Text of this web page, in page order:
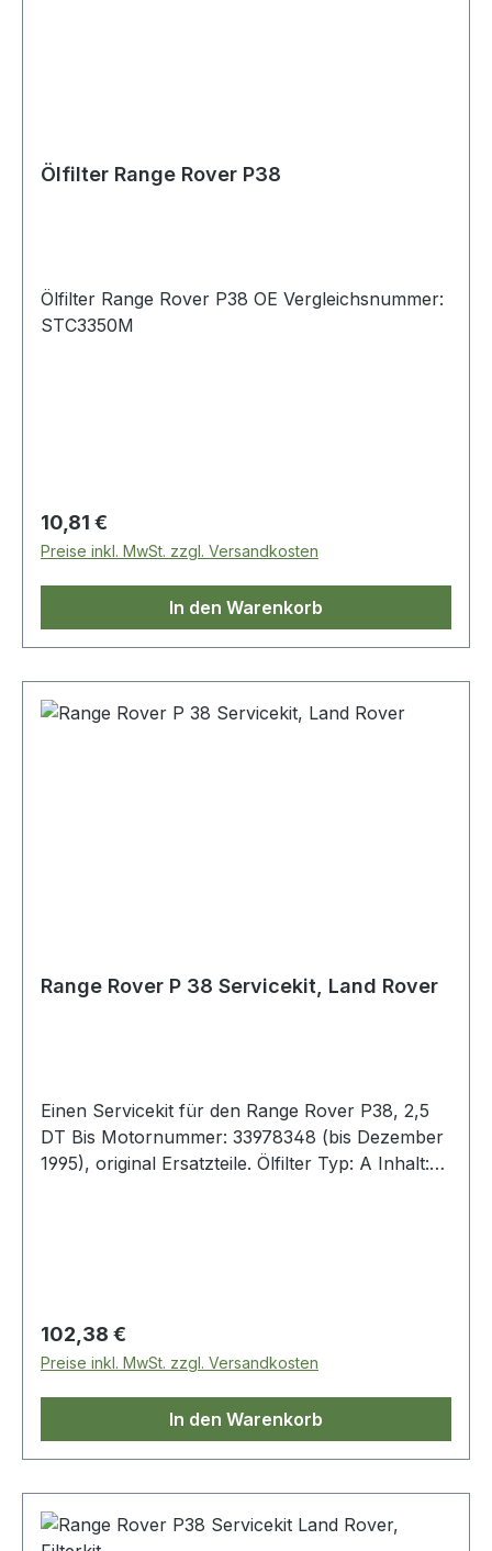
Ölfilter Range Rover P38
Ölfilter Range Rover P38 OE Vergleichsnummer:
STC3350M
Regulärer Preis:
10,81 €
Preise inkl. MwSt. zzgl. Versandkosten
In den Warenkorb
Range Rover P 38 Servicekit, Land Rover
Einen Servicekit für den Range Rover P38, 2,5
DT Bis Motornummer: 33978348 (bis Dezember
1995), original Ersatzteile. Ölfilter Typ: A Inhalt:
Regulärer Preis:
102,38 €
Preise inkl. MwSt. zzgl. Versandkosten
In den Warenkorb